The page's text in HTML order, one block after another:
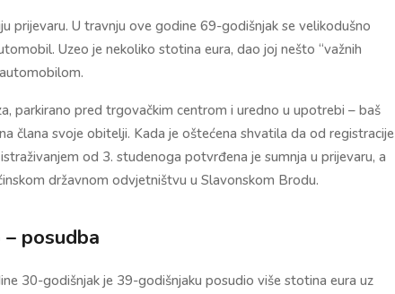
prijevaru. U travnju ove godine 69-godišnjak se velikodušno
Uzeo je nekoliko stotina eura, dao joj nešto “važnih
parkirano pred trgovačkim centrom i uredno u upotrebi – baš
člana svoje obitelji. Kada je oštećena shvatila da od registracije
od 3. studenoga potvrđena je sumnja u prijevaru, a
državnom odvjetništvu u Slavonskom Brodu.
posudba
30-godišnjak je 39-godišnjaku posudio više stotina eura uz